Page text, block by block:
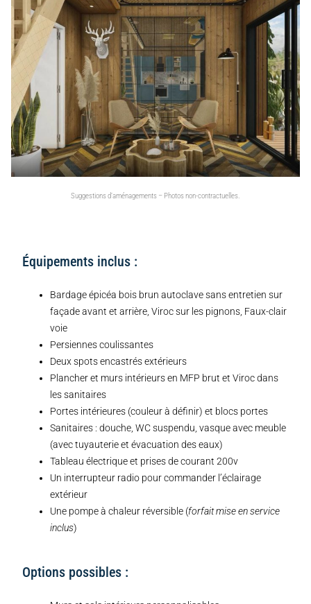
Suggestions d’aménagements – Photos non-contractuelles.
Équipements inclus :
Bardage épicéa bois brun autoclave sans entretien sur
façade avant et arrière, Viroc sur les pignons, Faux-clair
voie
Persiennes coulissantes
Deux spots encastrés extérieurs
Plancher et murs intérieurs en MFP brut et Viroc dans
les sanitaires
Portes intérieures (couleur à définir) et blocs portes
Sanitaires : douche, WC suspendu, vasque avec meuble
(avec tuyauterie et évacuation des eaux)
Tableau électrique et prises de courant 200v
Un interrupteur radio pour commander l’éclairage
extérieur
Une pompe à chaleur réversible (forfait mise en service
inclus)
Options possibles :